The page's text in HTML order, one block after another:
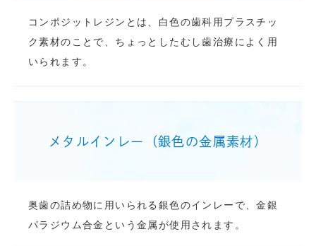
コンポジットレジンとは、白色の歯科用プラスチッ
ク素材のことで、ちょっとしたむし歯治療によく用
いられます。
メタルインレー（銀色の金属素材）
奥歯の詰め物に用いられる銀色のインレーで、金銀
パラジウム合金という金属が使用されます。